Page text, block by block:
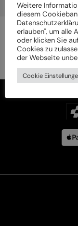
Weitere
diesem
erlauben", um alle
oder klicken Sie
Cookies zu
der Webseite
Cookie